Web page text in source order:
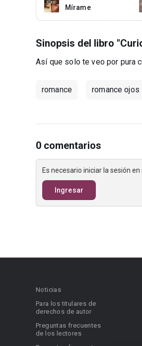
Mírame
Sinopsis del libro
Así que solo te veo por pura
romance romance ojos
0 comentarios
Es necesario iniciar la sesión
Ingresar
Noticias
Para los titulares de
derechos de autor
Preguntas frecuentes
de los lectores